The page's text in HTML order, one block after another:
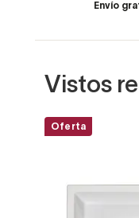
Envío
Vistos
Oferta